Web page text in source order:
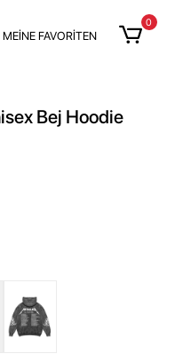
MEİNE FAVORİTEN
0
Bej Hoodie